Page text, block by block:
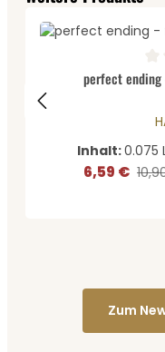
Durchschnittliche
perfect
Inhalt:0.075
6,59 €
Zum